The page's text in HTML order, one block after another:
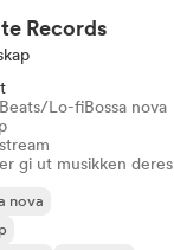
Records
Beats/Lo-fiBossa nova
gi ut musikken deres
nova